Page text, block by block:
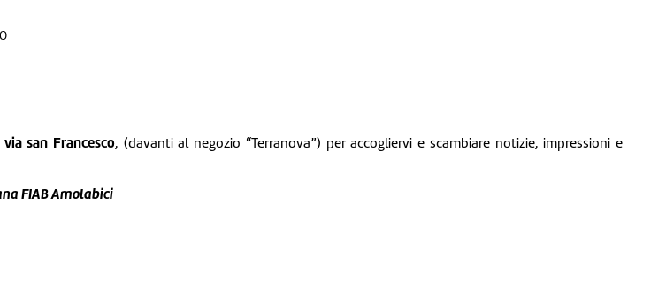
san Francesco, (davanti al negozio “Terranova”) per accogliervi e scambiare notizie, impressioni e
FIAB Amolabici